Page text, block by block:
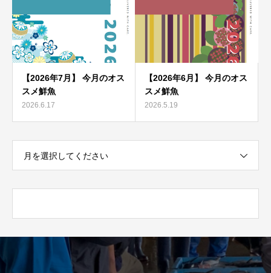
【2026年7月】 今月のオス
スメ鮮魚
2026.6.17
【2026年6月】 今月のオス
スメ鮮魚
2026.5.19
月を選択してください